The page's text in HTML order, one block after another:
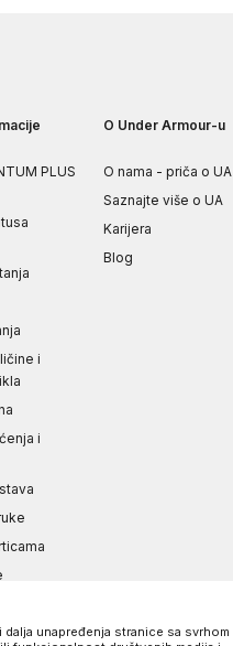
PLUS
i
i
O Under Armour-u
O nama - priča o UA
Saznajte više o UA
Karijera
Blog
unapređenja stranice sa svrhom